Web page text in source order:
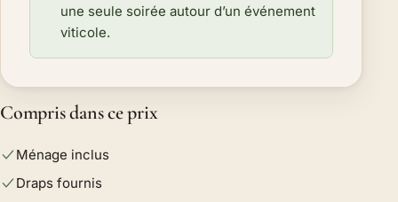
une seule soirée autour d’un événement
viticole.
Compris dans ce prix
Ménage inclus
Draps fournis